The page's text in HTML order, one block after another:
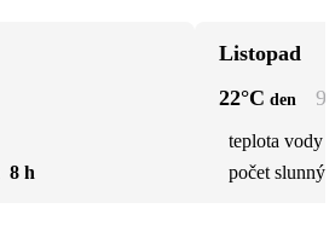
8 h
Listopad
22°C den 9
teplota vody
počet